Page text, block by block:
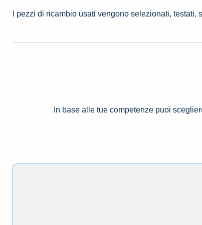
I pezzi di ricambio usati vengono selezionati,
In base alle tue competenze puoi